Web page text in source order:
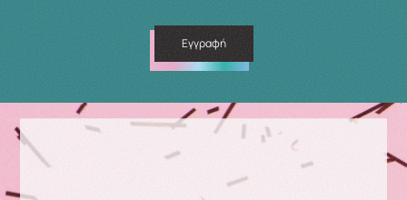
Εγγραφή